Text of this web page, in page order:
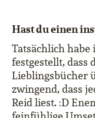
Hast du einen
Tatsächlich habe
festgestellt, dass
Lieblingsbücher
zwingend, dass
Reid liest. :D